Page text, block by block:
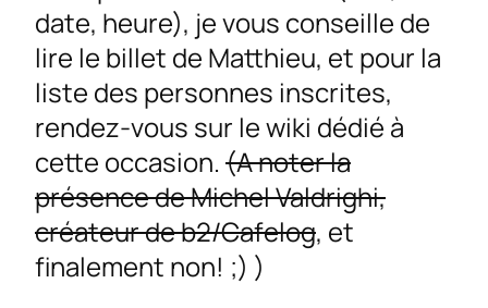
date, heure), je vous conseille de
lire le billet de Matthieu, et pour la
liste des personnes inscrites,
rendez-vous sur le wiki dédié à
cette occasion. (A noter la
présence deMichel Valdrighi,
créateur de b2/Cafelog, et
finalement non! ;) )